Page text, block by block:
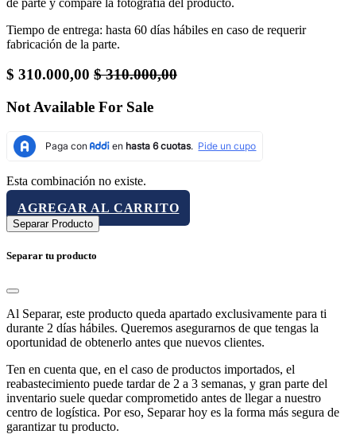
Tiempo de entrega: hasta 60 días hábiles en caso de requerir
fabricación de la parte.
$ 310.000,00 $310.000,00
Not Available For Sale
Esta combinación no existe.
AGREGAR AL CARRITO
Separar Producto
Separar tu producto
Al Separar, este producto queda apartado exclusivamente para ti
durante 2 días hábiles. Queremos asegurarnos de que tengas la
oportunidad de obtenerlo antes que nuevos clientes.
Ten en cuenta que, en el caso de productos importados, el
reabastecimiento puede tardar de 2 a 3 semanas, y gran parte del
inventario suele quedar comprometido antes de llegar a nuestro
centro de logística. Por eso, Separar hoy es la forma más segura de
garantizar tu producto.